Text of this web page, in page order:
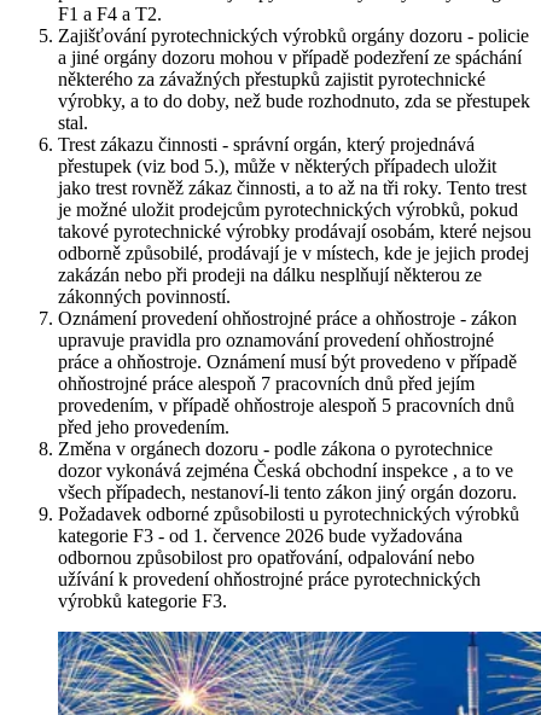
F1 a F4 a T2.
Zajišťování pyrotechnických výrobků orgány dozoru - policie
a jiné orgány dozoru mohou v případě podezření ze spáchání
některého za závažných přestupků zajistit pyrotechnické
výrobky, a to do doby, než bude rozhodnuto, zda se přestupek
stal.
Trest zákazu činnosti - správní orgán, který projednává
přestupek (viz bod 5.), může v některých případech uložit
jako trest rovněž zákaz činnosti, a to až na tři roky. Tento trest
je možné uložit prodejcům pyrotechnických výrobků, pokud
takové pyrotechnické výrobky prodávají osobám, které nejsou
odborně způsobilé, prodávají je v místech, kde je jejich prodej
zakázán nebo při prodeji na dálku nesplňují některou ze
zákonných povinností.
Oznámení provedení ohňostrojné práce a ohňostroje - zákon
upravuje pravidla pro oznamování provedení ohňostrojné
práce a ohňostroje. Oznámení musí být provedeno v případě
ohňostrojné práce alespoň 7 pracovních dnů před jejím
provedením, v případě ohňostroje alespoň 5 pracovních dnů
před jeho provedením.
Změna v orgánech dozoru - podle zákona o pyrotechnice
dozor vykonává zejména Česká obchodní inspekce , a to ve
všech případech, nestanoví-li tento zákon jiný orgán dozoru.
Požadavek odborné způsobilosti u pyrotechnických výrobků
kategorie F3 - od 1. července 2026 bude vyžadována
odbornou způsobilost pro opatřování, odpalování nebo
užívání k provedení ohňostrojné práce pyrotechnických
výrobků kategorie F3.